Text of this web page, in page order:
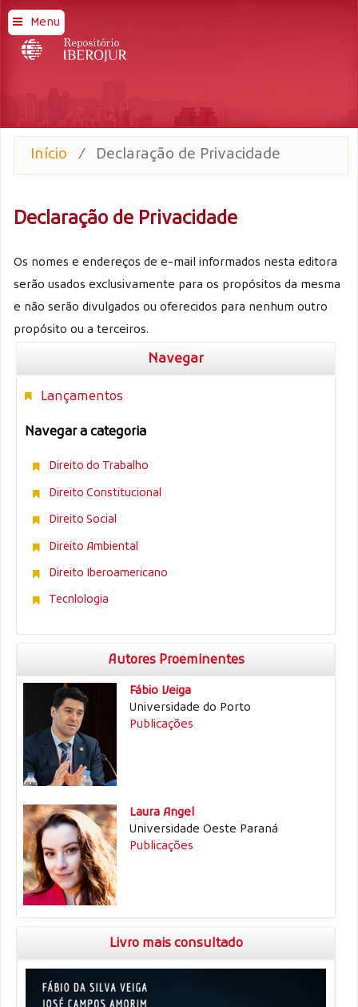
Menu
Início / Declaração de Privacidade
Declaração de Privacidade
Os nomes e endereços de e-mail informados nesta editora
serão usados exclusivamente para os propósitos da mesma
e não serão divulgados ou oferecidos para nenhum outro
propósito ou a terceiros.
Navegar
Lançamentos
Navegar a categoria
Direito do Trabalho
Direito Constitucional
Direito Social
Direito Ambiental
Direito Iberoamericano
Tecnlologia
Autores Proeminentes
Fábio Veiga
Universidade do Porto
Publicações
Laura Angel
Universidade Oeste Paraná
Publicações
Livro mais consultado